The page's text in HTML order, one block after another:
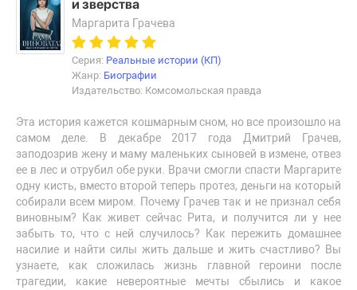
и зверства
Маргарита Грачева
Серия: Реальные истории (КП)
Жанр: Биографии
Издательство: Комсомольская правда
Эта история кажется кошмарным сном, но все произошло на
самом деле. В декабре 2017 года Дмитрий Грачев,
заподозрив жену и маму маленьких сыновей в измене, отвез
ее в лес и отрубил обе руки. Врачи смогли спасти Маргарите
одну кисть, вместо второй теперь протез, деньги на который
собирали всем миром. Почему Грачев так и не признал себя
виновным? Как живет сейчас Рита, и получится ли у нее
забыть то, что с ней случилось? Как пережить домашнее
насилие и найти силы жить дальше и жить счастливо? Вы
узнаете, как сложилась жизнь главной героини после
трагедии, какие невероятные мечты сбылись и какое